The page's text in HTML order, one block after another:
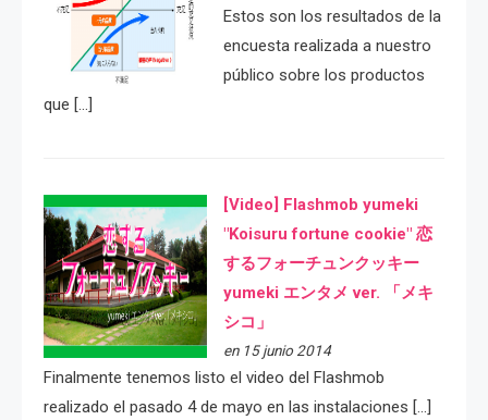
Estos son los resultados de la
encuesta realizada a nuestro
público sobre los productos
que […]
[Video] Flashmob yumeki
"Koisuru fortune cookie" 恋
するフォーチュンクッキー
yumeki エンタメ ver. 「メキ
シコ」
en 15 junio 2014
Finalmente tenemos listo el video del Flashmob
realizado el pasado 4 de mayo en las instalaciones […]